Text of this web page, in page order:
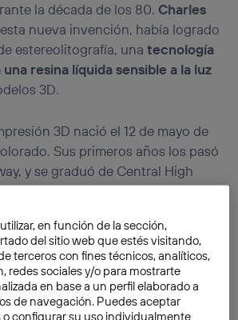
la década de los 80. Charles
nueva invención, había logrado
estereolitografía, unatecnología
resina líquida sensible a la luz
3D.
3D nació el 12 de mayo de
Sus primeros años los pasó
y se graduó de Central High
Hull recibió una
en 1961.
en función de la sección,
del sitio web que estés visitando,
terceros con fines técnicos, analíticos,
redes sociales y/o para mostrarte
en base a un perfil elaborado a
de navegación. Puedes aceptar
o configurar su uso individualmente